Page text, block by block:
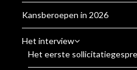
Kansberoepen in 2026
Het interview
Het eerste